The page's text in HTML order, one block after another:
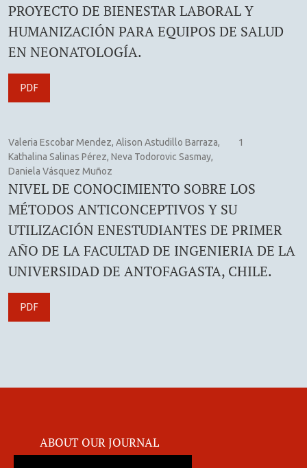
PROYECTO DE BIENESTAR LABORAL Y
HUMANIZACIÓN PARA EQUIPOS DE SALUD
EN NEONATOLOGÍA.
PDF
Valeria Escobar Mendez, Alison Astudillo Barraza,
Kathalina Salinas Pérez, Neva Todorovic Sasmay,
Daniela Vásquez Muñoz
1
NIVEL DE CONOCIMIENTO SOBRE LOS
MÉTODOS ANTICONCEPTIVOS Y SU
UTILIZACIÓN ENESTUDIANTES DE PRIMER
AÑO DE LA FACULTAD DE INGENIERIA DE LA
UNIVERSIDAD DE ANTOFAGASTA, CHILE.
PDF
ABOUT OUR JOURNAL